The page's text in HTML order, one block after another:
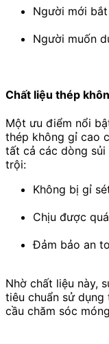
Người mới
Người muốn
Chất liệu thép
Một ưu điểm nổi
thép không gỉ cao
tất cả các dòng sủi
trội:
Không bị gỉ
Chịu được
Đảm bảo an
Nhờ chất liệu này,
tiêu chuẩn sử
cầu chăm sóc